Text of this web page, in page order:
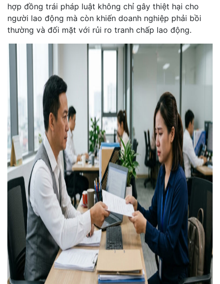
hợp đồng trái pháp luật không chỉ gây thiệt hại cho
người lao động mà còn khiến doanh nghiệp phải bồi
thường và đối mặt với rủi ro tranh chấp lao động.